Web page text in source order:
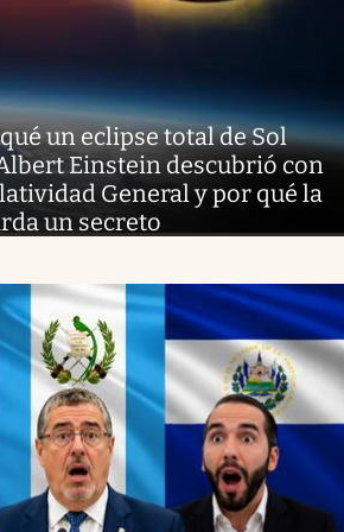
un eclipse total de Sol
Einstein descubrió con
General y por qué la
un secreto